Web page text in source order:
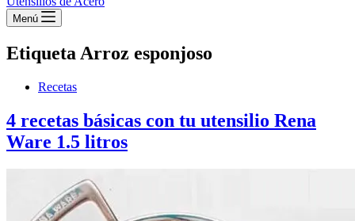
Menú
Etiqueta Arroz esponjoso
Recetas
4 recetas básicas con tu utensilio Rena
Ware 1.5 litros